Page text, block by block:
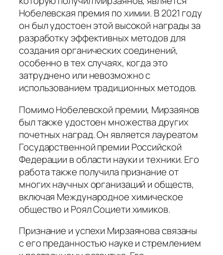
Нобелевская премия по химии. В 2021 году
он был удостоен этой высокой награды за
разработку эффективных методов для
создания органических соединений,
особенно в тех случаях, когда это
затруднено или невозможно с
использованием традиционных методов.
Помимо Нобелевской премии, Мирзаянов
был также удостоен множества других
почетных наград. Он является лауреатом
Государственной премии Российской
Федерации в области науки и техники. Его
работа также получила признание от
многих научных организаций и обществ,
включая Международное химическое
общество и Роял Социети химиков.
Признание и успехи Мирзаянова связаны
с его преданностью науке и стремлением